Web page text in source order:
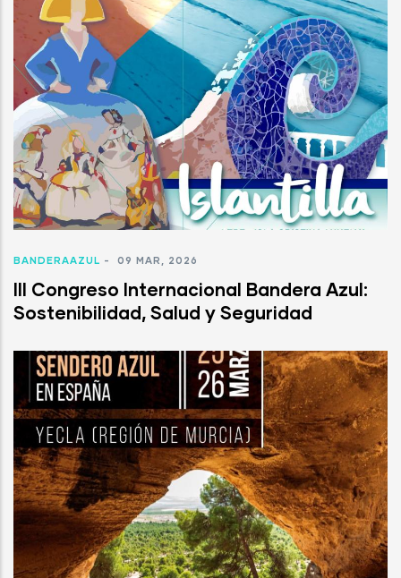
BANDERAAZUL - 09 MAR, 2026
III Congreso Internacional Bandera Azul:
Sostenibilidad, Salud y Seguridad